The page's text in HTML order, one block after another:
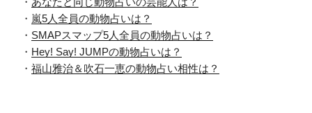
・ 嵐5人全員の動物占いは？
・ SMAPスマップ5人全員の動物占いは？
・ Hey! Say! JUMPの動物占いは？
・ 福山雅治＆吹石一恵の動物占い相性は？